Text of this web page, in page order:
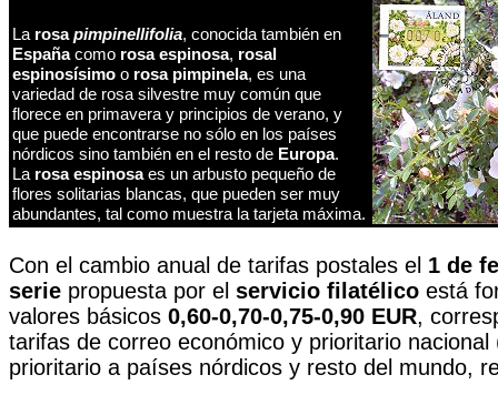
La rosapimpinellifolia, conocida también en
Españacomo rosa espinosa, rosal
espinosísimo o rosa pimpinela, es una
variedad de rosa silvestre muy común que
florece en primavera y principios de verano, y
que puede encontrarse no sólo en los países
nórdicos sino también en el resto de Europa.
La rosa espinosaes un arbusto pequeño de
flores solitarias blancas, que pueden ser muy
abundantes, tal como muestra la tarjeta máxima.
Con el cambio anual de tarifas postales el 1 de
serie propuesta por el servicio filatélico está
valores básicos 0,60-0,70-0,75-0,90 EUR,
tarifas de correo económico y prioritario nacional
prioritario a países nórdicos y resto del mundo,